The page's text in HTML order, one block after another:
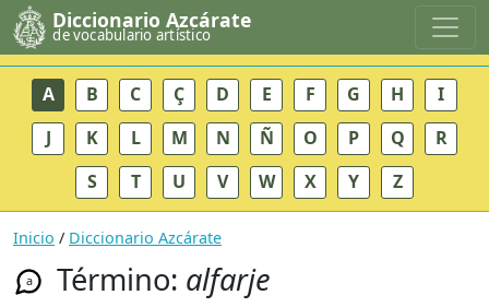
Diccionario Azcárate
de vocabulario artístico
A B C Ç D E F G H
I
J
K L M N Ñ O P Q
R
S
T U V W X Y Z
Inicio / Diccionario Azcárate
a Término: alfarje